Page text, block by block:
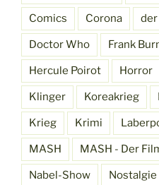
Comics Corona der
Doctor Who Frank
Hercule Poirot Horror
Klinger Koreakrieg
Krieg Krimi
MASH MASH - Der
Nabel-Show Nostalgie